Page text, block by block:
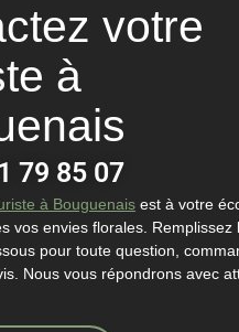
votre
à
79 85 07
à Bouguenais est à votre
vos envies florales. Remplissez
pour toute question,
Nous vous répondrons avec